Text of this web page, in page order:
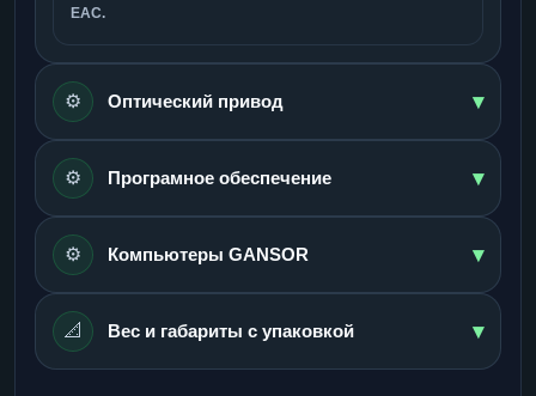
ЕАС.
⚙️ Оптический привод ▾
⚙️ Програмное обеспечение ▾
⚙️ Компьютеры GANSOR ▾
📐 Вес и габариты с упаковкой ▾